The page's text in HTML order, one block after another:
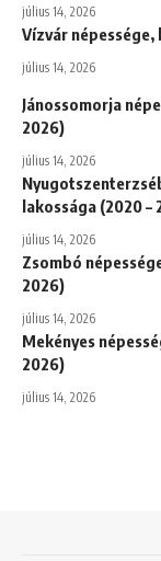
július 14, 2026
Vízvár népessége,
július 14, 2026
Jánossomorja
2026)
július 14, 2026
lakossága (2020 –
július 14, 2026
Zsombó
2026)
július 14, 2026
Mekényes
2026)
július 14, 2026